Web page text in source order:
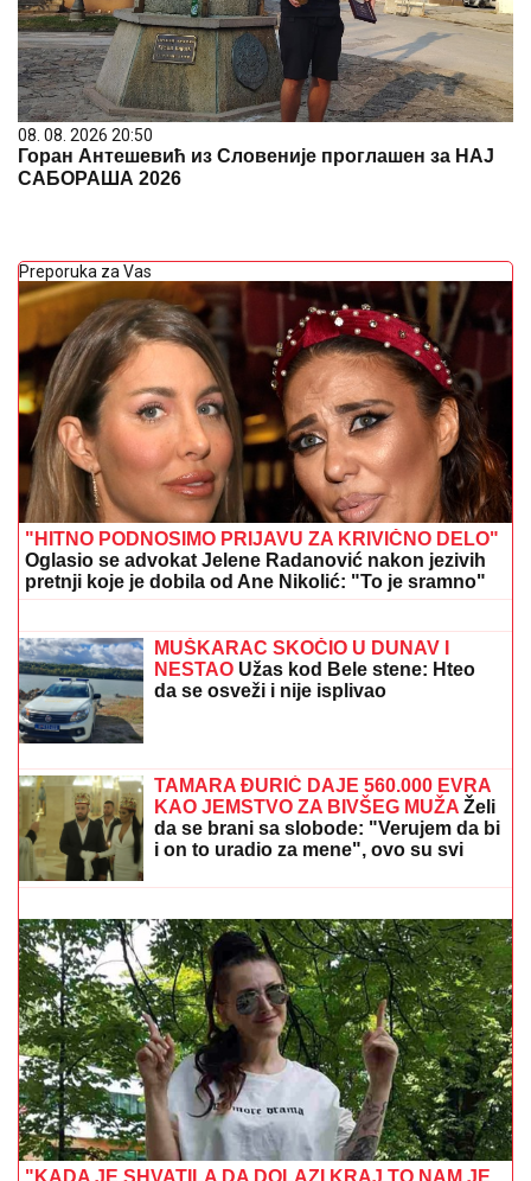
08. 08. 2026 20:50
Горан Антешевић из Словеније проглашен за НАЈ
САБОРАША 2026
Preporuka za Vas
"HITNO PODNOSIMO PRIJAVU ZA KRIVIČNO DELO"
Oglasio se advokat Jelene Radanović nakon jezivih
pretnji koje je dobila od Ane Nikolić: "To je sramno"
ANE IVANOVIĆ U CRNOJ GORISa
ženom i detetom uživa na letovanju:
Džajina ćerka u uskoj haljini mami
poglede (Video)
da se osveži i nije isplivao
(FOTO) AUTO ZGUŽVAN KAO LIMENKA, TOČAK
ODLETEO!Prve slike užasa kod Jasenovika:
Dramatični prizori sa lica mesta, sumnja se da ima
povređenih